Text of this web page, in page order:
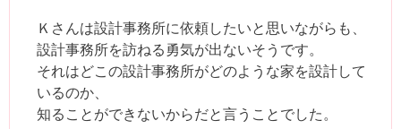
Ｋさんは設計事務所に依頼したいと思いながらも、
設計事務所を訪ねる勇気が出ないそうです。
それはどこの設計事務所がどのような家を設計して
いるのか、
知ることができないからだと言うことでした。